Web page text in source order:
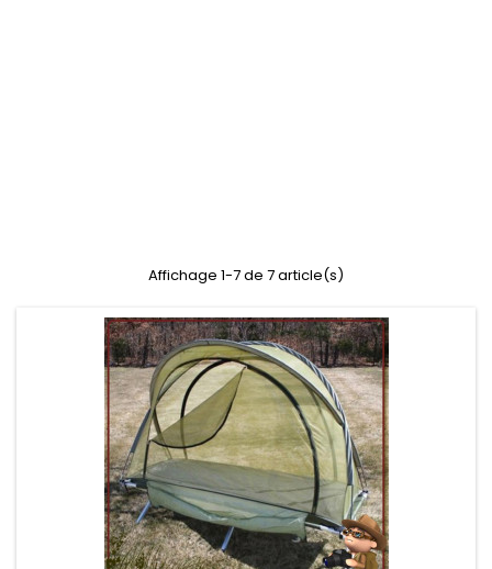
Affichage 1-7 de 7 article(s)